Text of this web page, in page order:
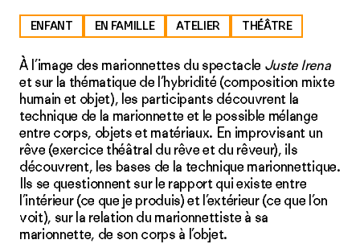
ENFANT EN FAMILLE ATELIER THÉÂTRE
À l’image des marionnettes du spectacle Juste Irena
et sur la thématique de l’hybridité (composition mixte
humain et objet), les participants découvrent la
technique de la marionnette et le possible mélange
entre corps, objets et matériaux. En improvisant un
rêve (exercice théâtral du rêve et du rêveur), ils
découvrent, les bases de la technique marionnettique.
Ils se questionnent sur le rapport qui existe entre
l’intérieur (ce que je produis) et l’extérieur (ce que l’on
voit), sur la relation du marionnettiste à sa
marionnette, de son corps à l’objet.